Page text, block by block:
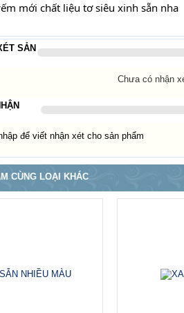
mới chất liệu tơ siêu xinh sẵn nha
SẢN
Chưa có nhận
để viết nhận xét cho sản phẩm
CÙNG LOẠI KHÁC